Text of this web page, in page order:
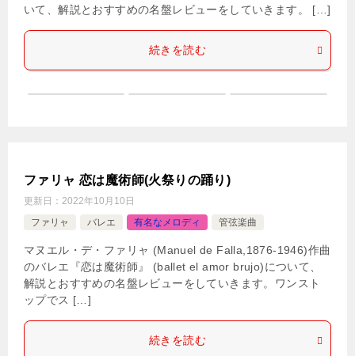
いて、解説とおすすめの名盤レビューをしていきます。 […]
続きを読む
ファリャ 恋は魔術師(火祭りの踊り)
更新日： 2022年10月10日
ファリャ
バレエ 有名なメロディ 管弦楽曲
マヌエル・デ・ファリャ (Manuel de Falla,1876-1946)作曲
のバレエ『恋は魔術師』 (ballet el amor brujo)について、
解説とおすすめの名盤レビューをしていきます。ワンスト
ップでス […]
続きを読む